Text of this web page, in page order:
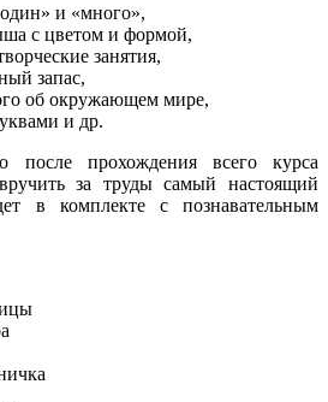
и «много»,
с цветом и формой,
занятия,
запас,
об окружающем мире,
и др.
после прохождения всего курса
за труды самый настоящий
в комплекте с познавательным